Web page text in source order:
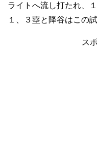
ライトへ流し打たれ、
１、３塁と降谷はこの
ス